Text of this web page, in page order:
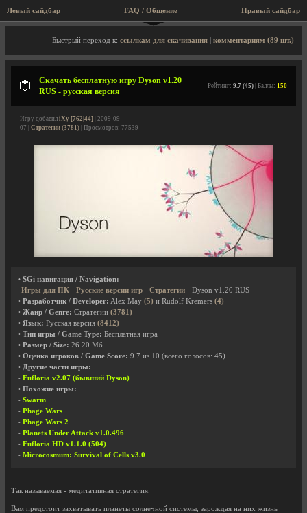
Левый сайдбар FAQ / Общение
Описание игры, скриншоты, видео
Быстрый переход к: ссылкам для скачивания комментариям (89 шт.)
Скачать бесплатную игру Dyson v1.20
RUS - русская версия
Рейтинг: 9.7 (45) | Баллы: 150
Игру добавил iXy [762|44] | 2009-09-
07 | Стратегии (3781) | Просмотров: 77539
• SGi навигация / Navigation:
Игры для ПК
Русские версии игр Стратегии
Dyson v1.20 RUS
• Разработчик / Developer: Alex May (5) и Rudolf Kremers (4)
• Жанр / Genre: Стратегии (3781)
• Язык: Русская версия (8412)
• Тип игры / Game Type: Бесплатная игра
• Размер / Size: 26.20 Мб.
• Оценка игроков / Game Score: 9.7 из 10 (всего голосов: 45)
• Другие части игры:
- Eufloria v2.07 (бывший Dyson)
• Похожие игры:
- Swarm
- Phage Wars
- Phage Wars 2
- Planets Under Attack v1.0.496
- Eufloria HD v1.1.0 (504)
- Microcosmum: Survival of Cells v3.0
Так называемая - медитативная стратегия.
Вам предстоит захватывать планеты солнечной системы, зарождая на них жизнь